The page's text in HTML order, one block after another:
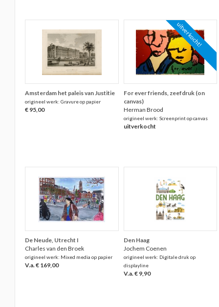
Amsterdam het paleis van Justitie
origineel werk: Gravure op papier
€ 95,00
uitverkocht!
For ever friends, zeefdruk (on
canvas)
Herman Brood
origineel werk: Screenprint op canvas
uitverkocht
De Neude, Utrecht I
Charles van den Broek
origineel werk: Mixed media op papier
V.a. € 169,00
Den Haag
Jochem Coenen
origineel werk: Digitale druk op
displayline
V.a. € 9,90